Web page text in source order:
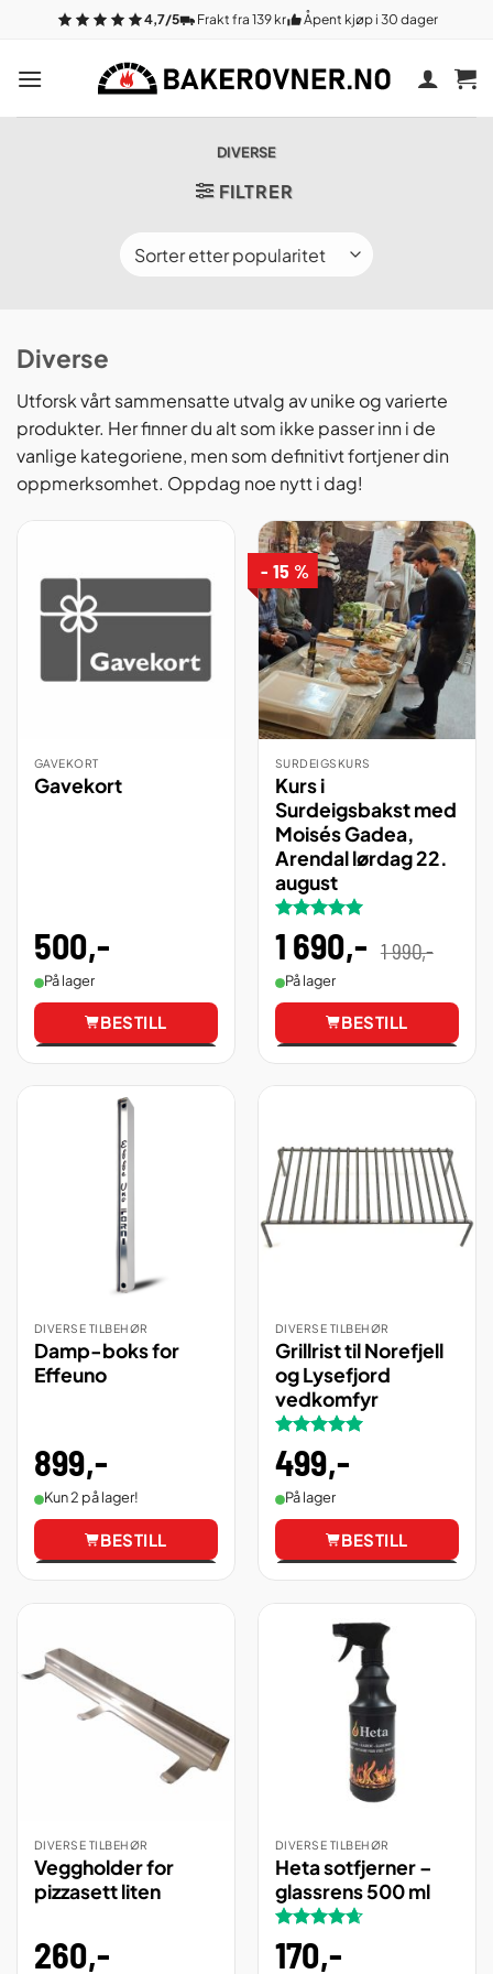
innhold
4,7/5 Frakt fra 139 kr Åpent kjøp i 30 dager
DIVERSE
FILTRER
Diverse
Utforsk vårt sammensatte utvalg av unike og varierte
produkter. Her finner du alt som ikke passer inn i de
vanlige kategoriene, men som definitivt fortjener din
oppmerksomhet. Oppdag noe nytt i dag!
GAVEKORT
Gavekort
500,-
På lager
BESTILL
- 15 %
SURDEIGSKURS
Kurs i
Surdeigsbakst med
Moisés Gadea,
Arendal lørdag 22.
august
Vurdert5
av 5
1 690,- 1 990,-
På lager
BESTILL
DIVERSE TILBEHØR
Damp-boks for
Effeuno
899,-
Kun 2 på lager!
BESTILL
DIVERSE TILBEHØR
Grillrist til Norefjell
og Lysefjord
vedkomfyr
Vurdert
av 5
499,-
På lager
BESTILL
DIVERSE TILBEHØR
Veggholder for
pizzasett liten
260,-
DIVERSE TILBEHØR
Heta sotfjerner –
glassrens 500 ml
Vurdert
4.67av 5
170,-